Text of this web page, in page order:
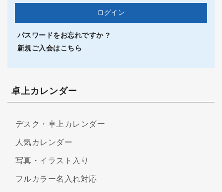
パスワードをお忘れですか ?
新規ご入会はこちら
卓上カレンダー
デスク・卓上カレンダー
人気カレンダー
写真・イラスト入り
フルカラー名入れ対応